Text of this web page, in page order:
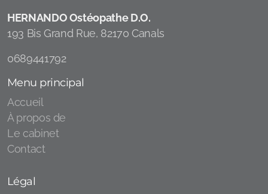
HERNANDO Ostéopathe D.O.
193 Bis Grand Rue, 82170 Canals
0689441792
Menu principal
Accueil
À propos de
Le cabinet
Contact
Légal